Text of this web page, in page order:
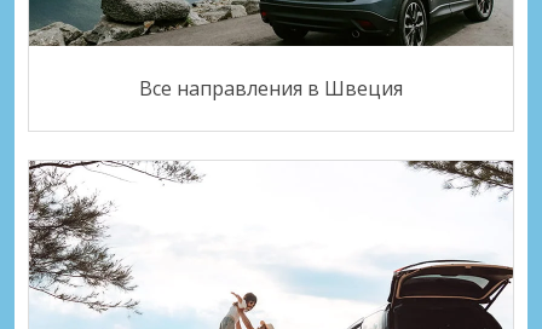
Все направления в Швеция